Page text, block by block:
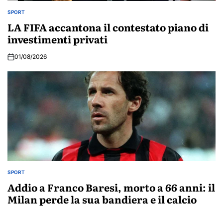
POSTED
SPORT
LA FIFA accantona il contestato piano di
investimenti privati
01/08/2026
POSTED
SPORT
Addio a Franco Baresi, morto a 66 anni: il
Milan perde la sua bandiera e il calcio